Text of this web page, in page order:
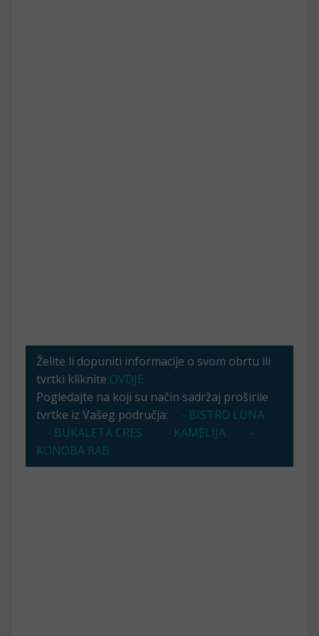
Želite li dopuniti informacije o svom obrtu ili
tvrtki kliknite OVDJE
Pogledajte na koji su način sadržaj proširile
tvrtke iz Vašeg područja:
- BISTRO LUNA
- BUKALETA CRES
- KAMELIJA
-
KONOBA RAB